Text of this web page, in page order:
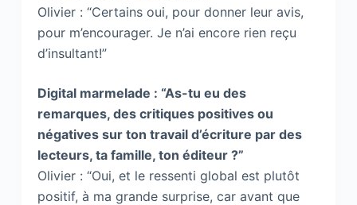
Olivier : “Certains oui, pour donner leur avis,
pour m’encourager. Je n’ai encore rien reçu
d’insultant!”
Digital marmelade : “As-tu eu des
remarques, des critiques positives ou
négatives sur ton travail d’écriture par des
lecteurs, ta famille, ton éditeur ?”
Olivier : “Oui, et le ressenti global est plutôt
positif, à ma grande surprise, car avant que